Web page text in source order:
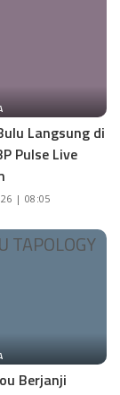
Langsung di
Pulse Live
| 08:05
Berjanji